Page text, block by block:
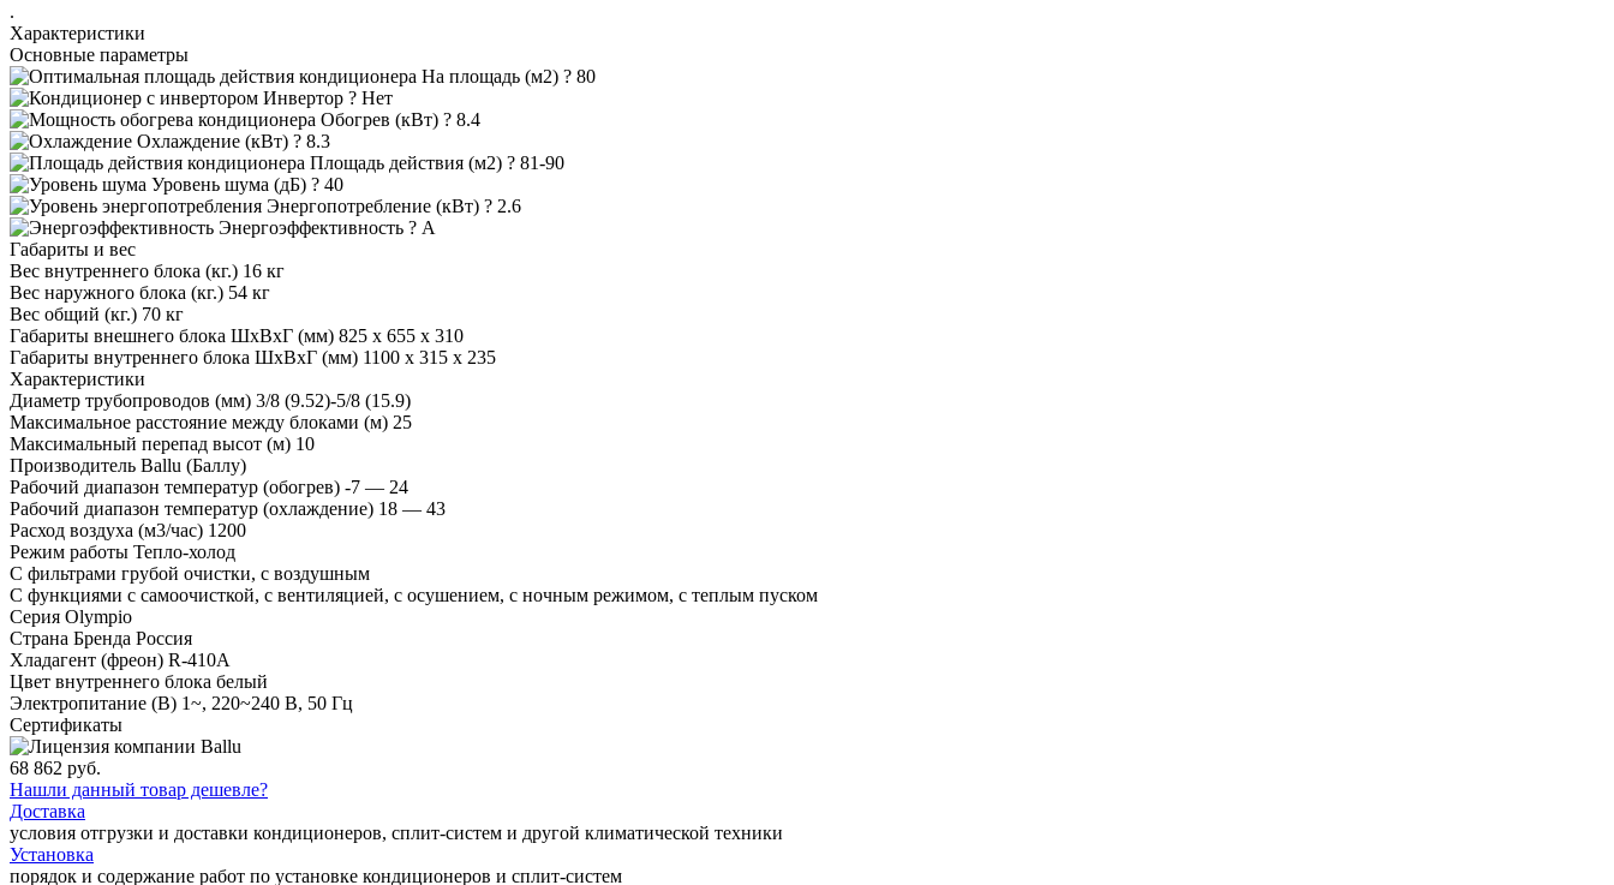
.
Характеристики
Основные параметры
На площадь (м2) ? 80
Инвертор ? Нет
Обогрев (кВт) ? 8.4
Охлаждение (кВт) ? 8.3
Площадь действия (м2) ? 81-90
Уровень шума (дБ) ? 40
Энергопотребление (кВт) ? 2.6
Энергоэффективность ? A
Габариты и вес
Вес внутреннего блока (кг.) 16 кг
Вес наружного блока (кг.) 54 кг
Вес общий (кг.) 70 кг
Габариты внешнего блока ШхВхГ (мм) 825 x 655 x 310
Габариты внутреннего блока ШхВхГ (мм) 1100 x 315 x 235
Характеристики
Диаметр трубопроводов (мм) 3/8 (9.52)-5/8 (15.9)
Максимальное расстояние между блоками (м) 25
Максимальный перепад высот (м) 10
Производитель Ballu (Баллу)
Рабочий диапазон температур (обогрев) -7 — 24
Рабочий диапазон температур (охлаждение) 18 — 43
Расход воздуха (м3/час) 1200
Режим работы Тепло-холод
С фильтрами грубой очистки, с воздушным
С функциями с самоочисткой, с вентиляцией, с осушением, с ночным режимом, с теплым пуском
Серия Olympio
Страна Бренда Россия
Хладагент (фреон) R-410A
Цвет внутреннего блока белый
Электропитание (В) 1~, 220~240 В, 50 Гц
Сертификаты
68 862 руб.
Нашли данный товар дешевле?
Доставка
условия отгрузки и доставки кондиционеров, сплит-систем и другой климатической техники
Установка
порядок и содержание работ по установке кондиционеров и сплит-систем